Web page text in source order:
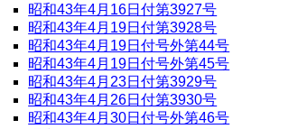
昭和43年4月16日付第3927号
昭和43年4月19日付第3928号
昭和43年4月19日付号外第44号
昭和43年4月19日付号外第45号
昭和43年4月23日付第3929号
昭和43年4月26日付第3930号
昭和43年4月30日付号外第46号